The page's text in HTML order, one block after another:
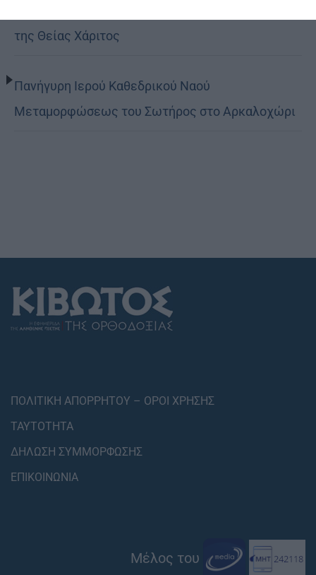
της Θείας Χάριτος
Πανήγυρη Ιερού Καθεδρικού Ναού
Μεταμορφώσεως του Σωτήρος στο Αρκαλοχώρι
ΠΟΛΙΤΙΚΗ ΑΠΟΡΡΗΤΟΥ – ΟΡΟΙ ΧΡΗΣΗΣ
ΤΑΥΤΟΤΗΤΑ
ΔΗΛΩΣΗ ΣΥΜΜΟΡΦΩΣΗΣ
ΕΠΙΚΟΙΝΩΝΙΑ
Μέλος του